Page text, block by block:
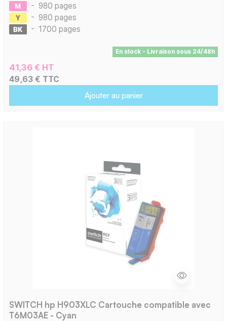
- 980 pages
- 980 pages
- 1700 pages
En stock - Livraison sous 24/48h
41,36 € HT
49,63 € TTC
Ajouter au panier
SWITCH hp H903XLC Cartouche compatible avec
T6M03AE - Cyan